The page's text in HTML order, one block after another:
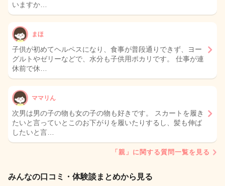
いますか…
まほ
子供が初めてヘルペスになり、食事が普段通りできず、ヨー
グルトやゼリーなどで、水分も子供用ポカリです。 仕事が連
休前で休…
ママリん
次男は男の子の物も女の子の物も好きです。 スカートを履き
たいと言っていとこのお下がりを履いたりするし、髪も伸ば
したいと言…
「親」に関する質問一覧を見る
みんなの口コミ・体験談まとめから見る